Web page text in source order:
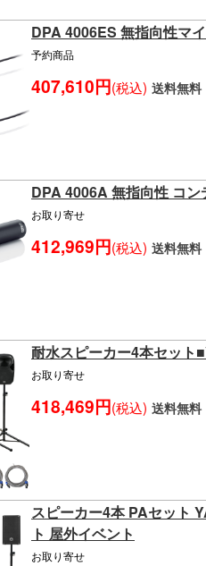
DPA 4006ES 無指向性マ
予約商品
407,610円(税込) 送料無料
DPA 4006A 無指向性 コ
お取り寄せ
412,969円(税込) 送料無料
耐水スピーカー4本セット
お取り寄せ
418,469円(税込) 送料無料
スピーカー4本 PAセット
ト 屋外イベント
お取り寄せ